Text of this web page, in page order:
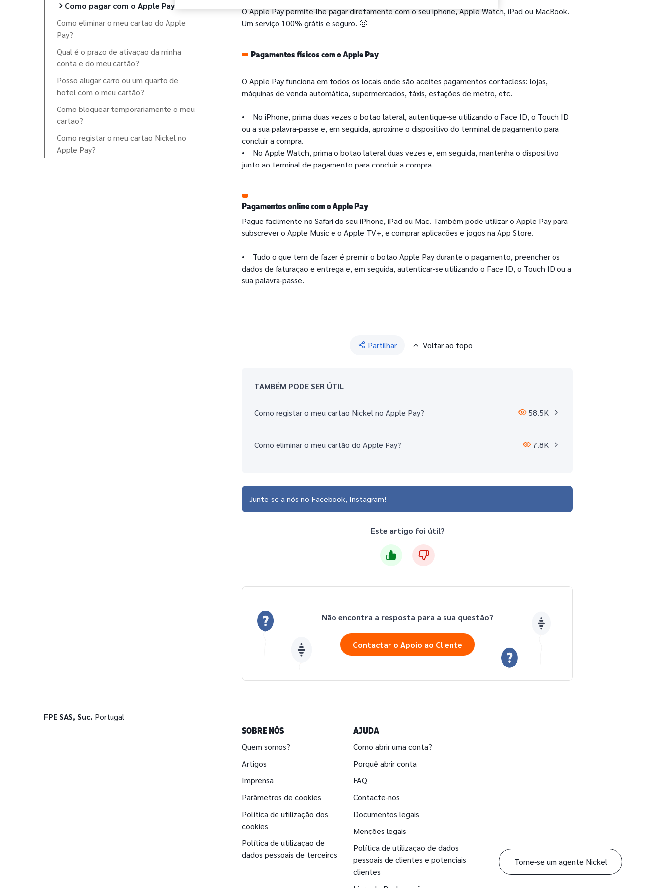
Como pagar com o Apple Pay?
Como eliminar o meu cartão do Apple
Pay?
Qual é o prazo de ativação da minha
conta e do meu cartão?
Posso alugar carro ou um quarto de
hotel com o meu cartão?
Como bloquear temporariamente o meu
cartão?
Como registar o meu cartão Nickel no
Apple Pay?
O Apple Pay permite-lhe pagar diretamente com o seu iphone, Apple Watch, iPad ou MacBook.
Um serviço 100% grátis e seguro. 🙂
Pagamentos físicos com o Apple Pay
O Apple Pay funciona em todos os locais onde são aceites pagamentos contacless: lojas,
máquinas de venda automática, supermercados, táxis, estações de metro, etc.
• No iPhone, prima duas vezes o botão lateral, autentique-se utilizando o Face ID, o Touch ID
ou a sua palavra-passe e, em seguida, aproxime o dispositivo do terminal de pagamento para
concluir a compra.
• No Apple Watch, prima o botão lateral duas vezes e, em seguida, mantenha o dispositivo
junto ao terminal de pagamento para concluir a compra.
Pagamentos online com o Apple Pay
Pague facilmente no Safari do seu iPhone, iPad ou Mac. Também pode utilizar o Apple Pay para
subscrever o Apple Music e o Apple TV+, e comprar aplicações e jogos na App Store.
• Tudo o que tem de fazer é premir o botão Apple Pay durante o pagamento, preencher os
dados de faturação e entrega e, em seguida, autenticar-se utilizando o Face ID, o Touch ID ou a
sua palavra-passe.
Partilhar Voltar ao topo
TAMBÉM PODE SER ÚTIL
Como registar o meu cartão Nickel no Apple Pay? 58.5K
Como eliminar o meu cartão do Apple Pay? 7.8K
Junte-se a nós no Facebook Instagram
Este artigo foi útil?
Não encontra a resposta para a sua questão?
Contactar o Apoio ao Cliente
FPE SAS, Suc. Portugal
SOBRE NÓS
Quem somos?
Artigos
Imprensa
Parâmetros de cookies
Política de utilização dos
cookies
Política de utilização de
dados pessoais de terceiros
AJUDA
Como abrir uma conta?
Porquê abrir conta
FAQ
Contacte-nos
Documentos legais
Menções legais
Política de utilização de dados
pessoais de clientes e potenciais
clientes
Torne-se um agente Nickel